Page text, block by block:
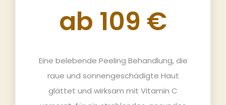
ab 109 €
Eine belebende Peeling Behandlung, die
raue und sonnengeschädigte Haut
glättet und wirksam mit Vitamin C